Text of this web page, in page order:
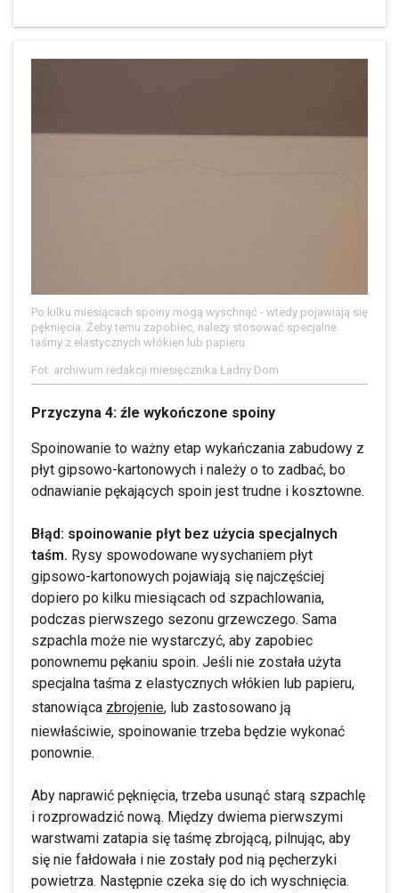
Po kilku miesiącach spoiny mogą wyschnąć - wtedy pojawiają się
pęknięcia. Żeby temu zapobiec, należy stosować specjalne
taśmy z elastycznych włókien lub papieru
Fot. archiwum redakcji miesięcznika Ładny Dom
Przyczyna 4: źle wykończone spoiny
Spoinowanie to ważny etap wykańczania zabudowy z
płyt gipsowo-kartonowych i należy o to zadbać, bo
odnawianie pękających spoin jest trudne i kosztowne.
Błąd: spoinowanie płyt bez użycia specjalnych
taśm. Rysy spowodowane wysychaniem płyt
gipsowo-kartonowych pojawiają się najczęściej
dopiero po kilku miesiącach od szpachlowania,
podczas pierwszego sezonu grzewczego. Sama
szpachla może nie wystarczyć, aby zapobiec
ponownemu pękaniu spoin. Jeśli nie została użyta
specjalna taśma z elastycznych włókien lub papieru,
stanowiąca zbrojenie, lub zastosowano ją
niewłaściwie, spoinowanie trzeba będzie wykonać
ponownie.
Aby naprawić pęknięcia, trzeba usunąć starą szpachlę
i rozprowadzić nową. Między dwiema pierwszymi
warstwami zatapia się taśmę zbrojącą, pilnując, aby
się nie fałdowała i nie zostały pod nią pęcherzyki
powietrza. Następnie czeka się do ich wyschnięcia.